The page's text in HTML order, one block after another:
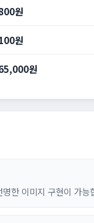
원
원
원
한 이미지 구현이 가능